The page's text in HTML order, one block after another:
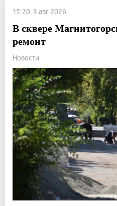
15:20, 3 авг 2026
В сквере
ремонт
Новости